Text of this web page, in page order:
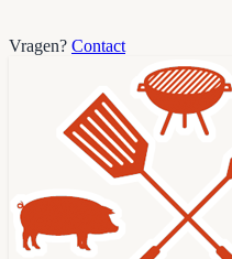
Vragen? Contact